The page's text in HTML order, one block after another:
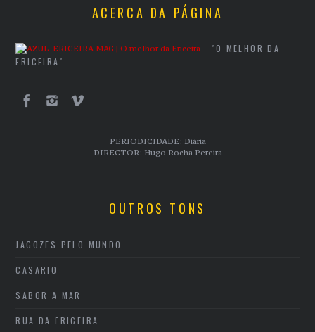
ACERCA DA PÁGINA
"O MELHOR DA
ERICEIRA"
PERIODICIDADE: Diária
DIRECTOR: Hugo Rocha Pereira
OUTROS TONS
JAGOZES PELO MUNDO
CASARIO
SABOR A MAR
RUA DA ERICEIRA